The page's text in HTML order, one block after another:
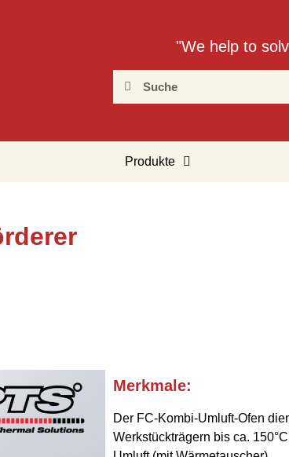
"We help to
Produkte
Merkmale:
Der FC-Kombi-Umluft-Ofen
Werkstückträgern bis ca.